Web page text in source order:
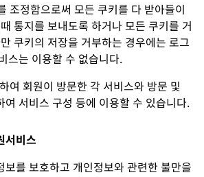
조정함으로써 모든 쿠키를 다 받아들이
통지를 보내도록 하거나 모든 쿠키를 거
쿠키의 저장을 거부하는 경우에는 로그
스는 이용할 수 없습니다.
여 회원이 방문한 각 서비스와 방문 및
여 서비스 구성 등에 이용할 수 있습니다.
서비스
보를 보호하고 개인정보와 관련한 불만을